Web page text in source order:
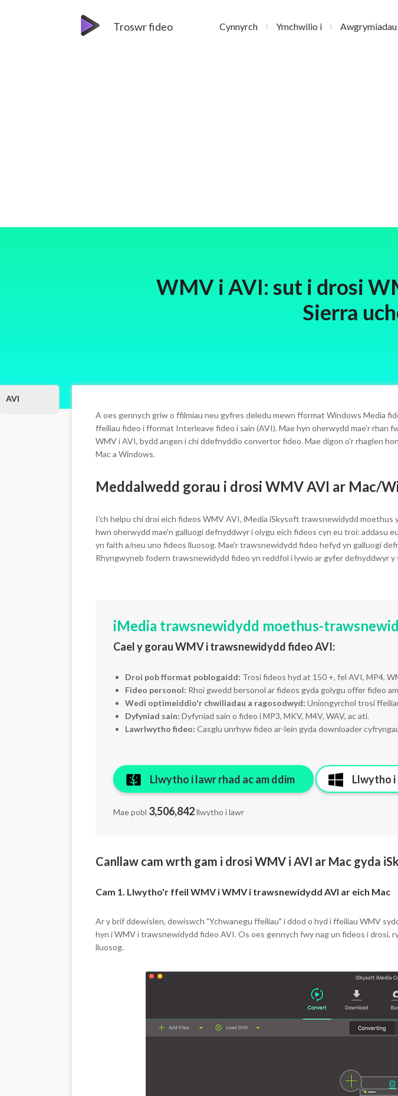
Troswr fideo Cynnyrch Ymchwilio i
WMV i AVI: sut i drosi
Sierra
AVI
A oes gennych griw o ffilmiau neu gyfres deledu mewn fformat Windows Media
ffeiliau fideo i fformat Interleave fideo i sain (AVI). Mae hyn oherwydd mae'r rhan
WMV i AVI, bydd angen i chi ddefnyddio convertor fideo. Mae digon o'r rhaglen
Mac a Windows.
Meddalwedd gorau i drosi WMV AVI ar Mac/
I'ch helpu chi droi eich fideos WMV AVI, iMedia iSkysoft trawsnewidydd
hwn oherwydd mae'n galluogi defnyddwyr i olygu eich fideos cyn eu troi: addasu
yn faith a/neu uno fideos lluosog. Mae'r trawsnewidydd fideo hefyd yn galluogi
Rhyngwyneb fodern trawsnewidydd fideo yn reddfol i lywio ar gyfer defnyddwyr y
iMedia trawsnewidydd moethus-
Cael y gorau WMV i trawsnewidydd fideo AVI:
Droi pob fformat poblogaidd: Trosi fideos hyd at 150 +, fel AVI, MP4,
Fideo personol: Rhoi gwedd bersonol ar fideos gyda golygu offer fideo
Wedi optimeiddio'r chwiliadau a ragosodwyd: Uniongyrchol trosi
Dyfyniad sain: Dyfyniad sain o fideo i MP3, MKV, M4V, WAV, ac ati.
Lawrlwytho fideo: Casglu unrhyw fideo ar-lein gyda downloader
Llwytho i lawr rhad ac am ddim Llwytho i
Mae pobl 3,506,842llwytho i lawr
Canllaw cam wrth gam i drosi WMV i AVI ar Mac gyda
Cam 1. Llwytho'r ffeil WMV i WMV i trawsnewidydd AVI ar eich Mac
Ar y brif ddewislen, dewiswch "Ychwanegu ffeiliau" i ddod o hyd i ffeiliau WMV
hyn i WMV i trawsnewidydd fideo AVI. Os oes gennych fwy nag un fideos i
lluosog.